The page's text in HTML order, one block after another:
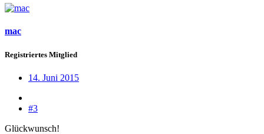
mac
Registriertes Mitglied
14. Juni 2015
#3
Glückwunsch!